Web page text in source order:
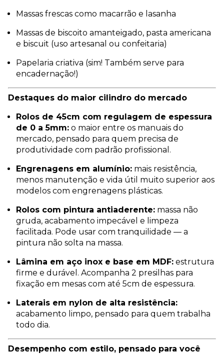
Massas frescas como macarrão e lasanha
Massas de biscoito amanteigado, pasta americana
e biscuit (uso artesanal ou confeitaria)
Papelaria criativa (sim! Também serve para
encadernação!)
Destaques do maior cilindro do mercado
Rolos de 45cm com regulagem de espessura
de 0 a 5mm: o maior entre os manuais do
mercado, pensado para quem precisa de
produtividade com padrão profissional.
Engrenagens em alumínio: mais resistência,
menos manutenção e vida útil muito superior aos
modelos com engrenagens plásticas.
Rolos com pintura antiaderente: massa não
gruda, acabamento impecável e limpeza
facilitada. Pode usar com tranquilidade — a
pintura não solta na massa.
Lâmina em aço inox e base em MDF: estrutura
firme e durável. Acompanha 2 presilhas para
fixação em mesas com até 5cm de espessura.
Laterais em nylon de alta resistência:
acabamento limpo, pensado para quem trabalha
todo dia.
Desempenho com estilo, pensado para você